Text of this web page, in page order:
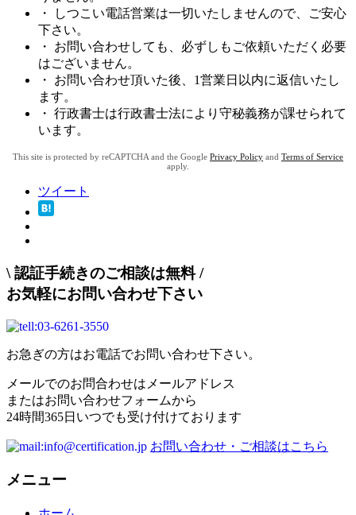
・ しつこい電話営業は一切いたしませんので、ご安心
下さい。
・ お問い合わせしても、必ずしもご依頼いただく必要
はございません。
・ お問い合わせ頂いた後、1営業日以内に返信いたし
ます。
・ 行政書士は行政書士法により守秘義務が課せられて
います。
This site is protected by reCAPTCHA and the Google Privacy Policy and Terms of Service
apply.
ツイート
\ 認証手続きのご相談は無料/
お気軽にお問い合わせ下さい
お急ぎの方はお電話でお問い合わせ下さい。
メールでのお問合わせはメールアドレス
またはお問い合わせフォームから
24時間365日いつでも受け付けております
お問い合わせ・ご相談はこちら
メニュー